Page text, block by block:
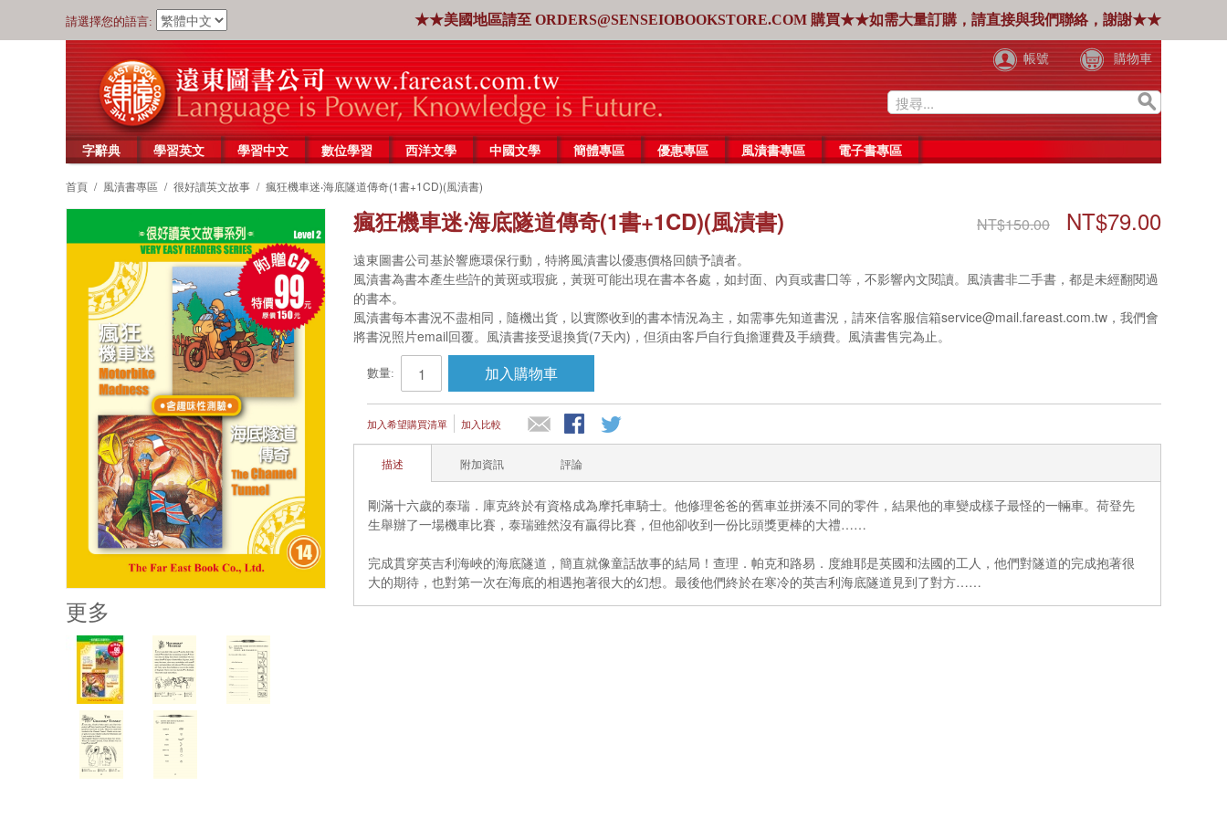
請選擇您的語言: ★★美國地區請至 ORDERS@SENSEIOBOOKSTORE.COM 購買★★如需大量訂購，請直接與我們聯絡，謝謝★★
帳號 購物車
字辭典 學習英文 學習中文 數位學習 西洋文學 中國文學 簡體專區 優惠專區 風漬書專區 電子書專區
首頁 / 風漬書專區 / 很好讀英文故事 / 瘋狂機車迷‧海底隧道傳奇(1書+1CD)(風漬書)
更多
瘋狂機車迷‧海底隧道傳奇(1書+1CD)(風漬書) NT$150.00 NT$79.00
遠東圖書公司基於響應環保行動，特將風漬書以優惠價格回饋予讀者。
風漬書為書本產生些許的黃斑或瑕疵，黃斑可能出現在書本各處，如封面、內頁或書囗等，不影響內文閱讀。風漬書非二手書，都是未經翻閱過
的書本。
風漬書每本書況不盡相同，隨機出貨，以實際收到的書本情況為主，如需事先知道書況，請來信客服信箱service@mail.fareast.com.tw，我們會
將書況照片email回覆。風漬書接受退換貨(7天內)，但須由客戶自行負擔運費及手續費。風漬書售完為止。
數量: 加入購物車
加入希望購買清單 加入比較
描述 附加資訊 評論
剛滿十六歲的泰瑞．庫克終於有資格成為摩托車騎士。他修理爸爸的舊車並拼湊不同的零件，結果他的車變成樣子最怪的一輛車。荷登先
生舉辦了一場機車比賽，泰瑞雖然沒有贏得比賽，但他卻收到一份比頭獎更棒的大禮……
完成貫穿英吉利海峽的海底隧道，簡直就像童話故事的結局！查理．帕克和路易．度維耶是英國和法國的工人，他們對隧道的完成抱著很
大的期待，也對第一次在海底的相遇抱著很大的幻想。最後他們終於在寒冷的英吉利海底隧道見到了對方……